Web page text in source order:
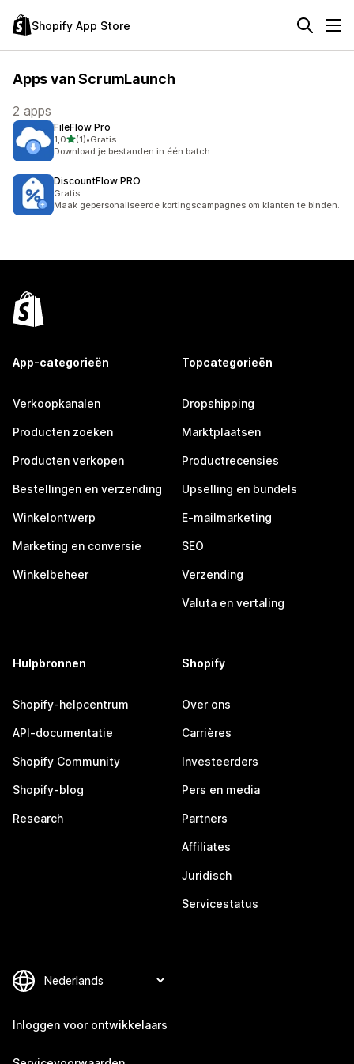
Shopify App Store
Apps van ScrumLaunch
2 apps
FileFlow Pro
1,0van 5 sterren
(1)
1 recensies in totaal
•Gratis
Download je bestanden in één batch
DiscountFlow PRO
Gratis
Maak gepersonaliseerde kortingscampagnes om klanten te binden.
App-categorieën
Verkoopkanalen
Producten zoeken
Producten verkopen
Bestellingen en verzending
Winkelontwerp
Marketing en conversie
Winkelbeheer
Topcategorieën
Dropshipping
Marktplaatsen
Productrecensies
Upselling en bundels
E-mailmarketing
SEO
Verzending
Valuta en vertaling
Hulpbronnen
Shopify-helpcentrum
API-documentatie
Shopify Community
Shopify-blog
Research
Shopify
Over ons
Carrières
Investeerders
Pers en media
Partners
Affiliates
Juridisch
Servicestatus
Inloggen voor ontwikkelaars